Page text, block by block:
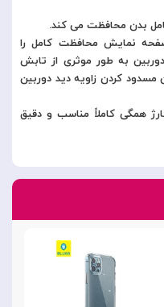
بدن محافظت می کند.
نمایش محافظت کامل را
به طور موثری از تابش
کردن زاویه دید دوربین
همگی کاملاً مناسب و دقیق